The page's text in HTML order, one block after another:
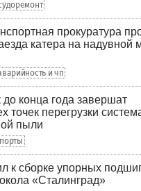
прокуратура
катера на надувной
и чп
конца года завершат
точек перегрузки
пыли
порты
к сборке упорных
«Сталинград»